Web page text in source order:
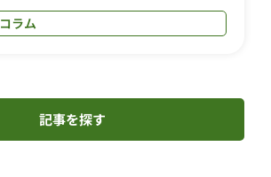
コラム
記事を探す